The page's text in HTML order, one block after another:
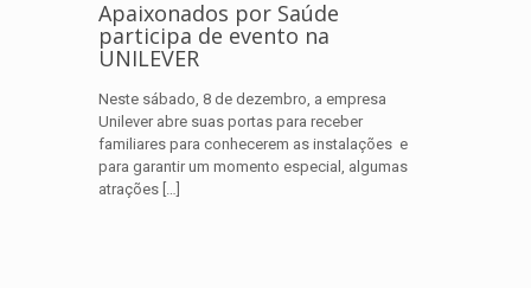
Apaixonados por Saúde
participa de evento na
UNILEVER
Neste sábado, 8 de dezembro, a empresa
Unilever abre suas portas para receber
familiares para conhecerem as instalações e
para garantir um momento especial, algumas
atrações […]